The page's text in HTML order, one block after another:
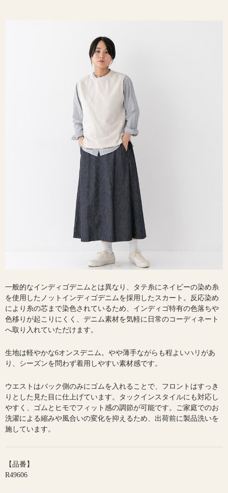
一般的なインディゴデニムとは異なり、タテ糸にネイビーの染め糸
を使用したノットインディゴデニムを採用したスカート。反応染め
により糸の芯まで染色されているため、インディゴ特有の色落ちや
色移りが起こりにくく、デニム素材を気軽に日常のコーディネート
へ取り入れていただけます。
生地は軽やかな6オンスデニム。やや薄手ながらも程よいハリがあ
り、シーズンを問わず着用しやすい素材感です。
ウエストはバック側のみにゴムを入れることで、フロントはすっき
りとした見た目に仕上げています。タックインスタイルにも対応し
やすく、ゴムとヒモでフィット感の調節が可能です。ご家庭でのお
洗濯による縮みや風合いの変化を抑えるため、出荷前に製品洗いを
施しています。
【品番】
R49606